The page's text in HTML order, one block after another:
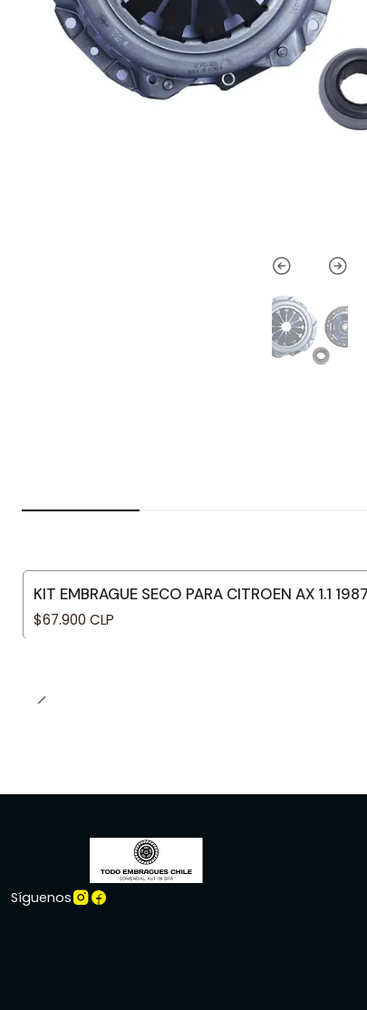
KIT EMBRAGUE SECO PARA CITROEN AX 1.1
$67.900 CLP
Síguenos